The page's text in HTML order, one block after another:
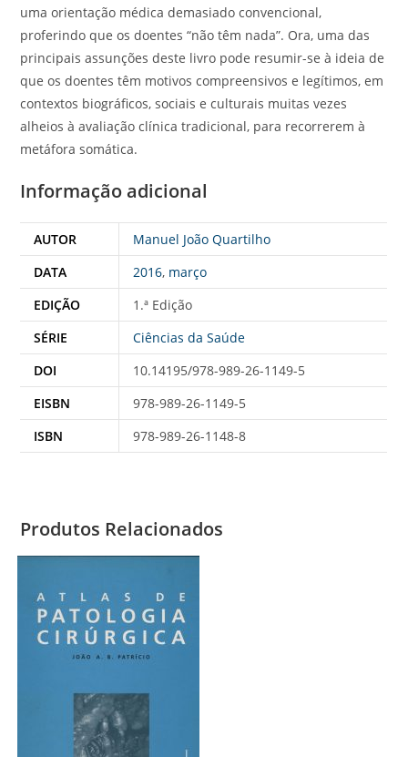
uma orientação médica demasiado convencional,
proferindo que os doentes “não têm nada”. Ora, uma das
principais assunções deste livro pode resumir-se à ideia de
que os doentes têm motivos compreensivos e legítimos, em
contextos biográficos, sociais e culturais muitas vezes
alheios à avaliação clínica tradicional, para recorrerem à
metáfora somática.
Informação adicional
AUTOR
Manuel João Quartilho
DATA
2016, março
EDIÇÃO
1.ª Edição
SÉRIE
Ciências da Saúde
DOI
10.14195/978-989-26-1149-5
EISBN
978-989-26-1149-5
ISBN
978-989-26-1148-8
Produtos Relacionados